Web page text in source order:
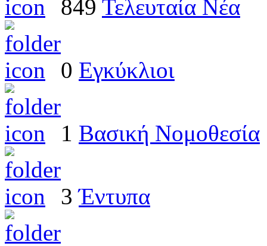
849 Τελευταία Νέα
0 Εγκύκλιοι
1 Βασική Νομοθεσία
3 Έντυπα